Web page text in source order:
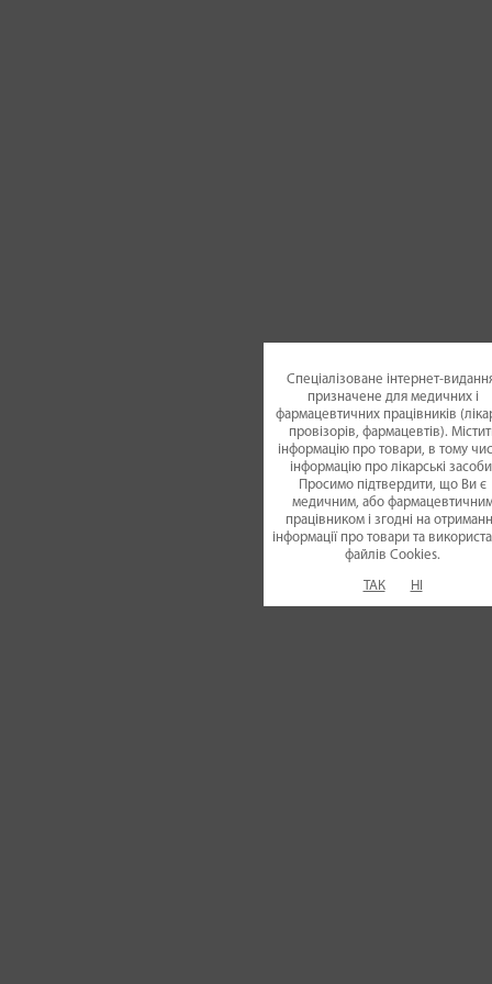
Спеціалізоване інтернет-
призначене для медичних і
фармацевтичних працівників
провізорів, фармацевтів).
інформацію про товари, в тому
інформацію про лікарські
Просимо підтвердити, що Ви є
медичним, або
працівником і згодні на
інформації про товари та
файлiв Cookies.
ТАК НІ